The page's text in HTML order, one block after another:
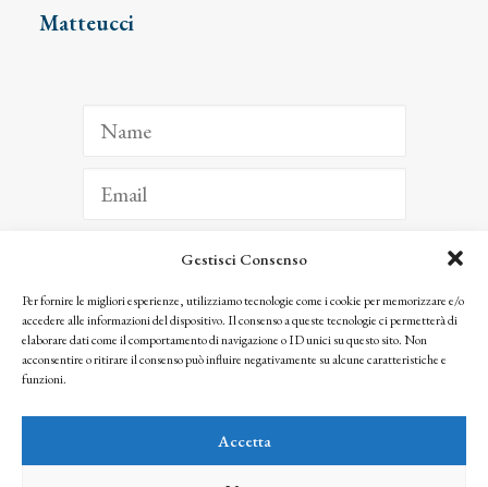
Gestisci Consenso
Per fornire le migliori esperienze, utilizziamo tecnologie come i cookie per memorizzare e/o
accedere alle informazioni del dispositivo. Il consenso a queste tecnologie ci permetterà di
elaborare dati come il comportamento di navigazione o ID unici su questo sito. Non
acconsentire o ritirare il consenso può influire negativamente su alcune caratteristiche e
funzioni.
Accetta
Matteucci
ISCRIVITI
Facendo clic per iscriverti, riconosci che le tue informazioni saranno trattate
seguendo la nostra Privacy Policy
© 2025 Istituto Matteucci. All right reserved
l’autorizzazione scritta dei proprietari dei diritti e dell’Istituto Matteucci